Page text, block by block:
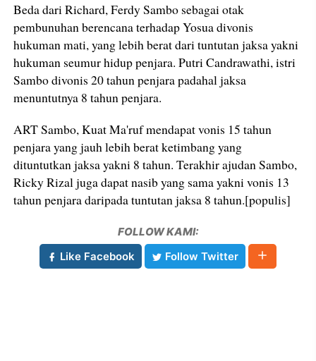
Beda dari Richard, Ferdy Sambo sebagai otak
pembunuhan berencana terhadap Yosua divonis
hukuman mati, yang lebih berat dari tuntutan jaksa yakni
hukuman seumur hidup penjara. Putri Candrawathi, istri
Sambo divonis 20 tahun penjara padahal jaksa
menuntutnya 8 tahun penjara.
ART Sambo, Kuat Ma'ruf mendapat vonis 15 tahun
penjara yang jauh lebih berat ketimbang yang
dituntutkan jaksa yakni 8 tahun. Terakhir ajudan Sambo,
Ricky Rizal juga dapat nasib yang sama yakni vonis 13
tahun penjara daripada tuntutan jaksa 8 tahun.[populis]
FOLLOW KAMI:
Like Facebook
Follow Twitter